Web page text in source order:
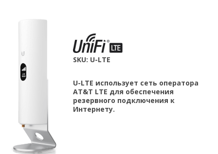
SKU: U-LTE
U-LTE использует сеть оператора
AT&T LTE для обеспечения
резервного подключения к
Интернету.